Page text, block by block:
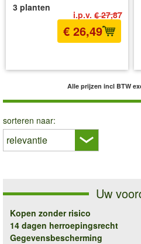
i.p.v. € 27,87
3 planten
€ 26,49
Alle prijzen incl BTW
sorteren naar:
Uw
Kopen zonder risico
14 dagen herroepingsrecht
Gegevensbescherming